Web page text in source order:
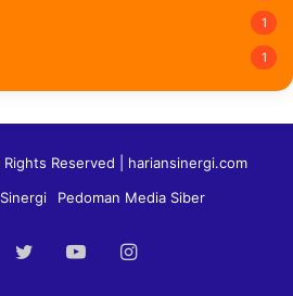
1
1
Reserved | hariansinergi.com
Pedoman Media Siber
TwitterYouTubeInstagram